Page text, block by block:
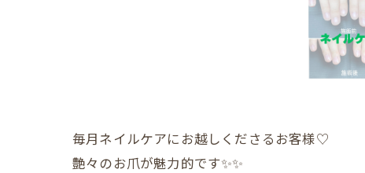
毎月ネイルケアにお越しくださるお客様♡
艶々のお爪が魅力的です✨✨